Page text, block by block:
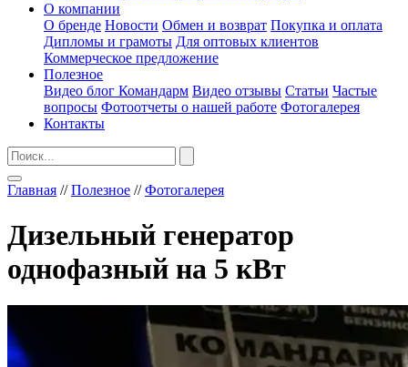
О компании
О бренде Новости Обмен и возврат Покупка и оплата
Дипломы и грамоты Для оптовых клиентов
Коммерческое предложение
Полезное
Видео блог Командарм Видео отзывы Статьи Частые
вопросы Фотоотчеты о нашей работе Фотогалерея
Контакты
Главная //Полезное //Фотогалерея
Дизельный генератор
однофазный на 5 кВт